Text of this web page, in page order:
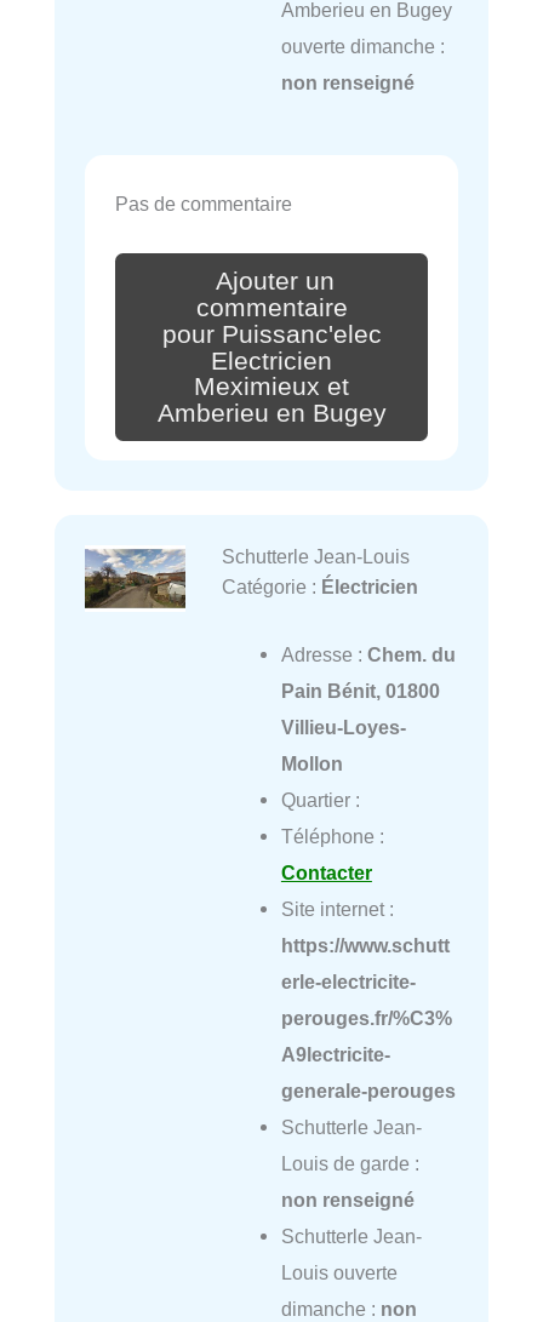
Amberieu en Bugey
ouverte dimanche :
non renseigné
Pas de commentaire
Ajouter un
commentaire
pour Puissanc'elec
Electricien
Meximieux et
Amberieu en Bugey
Schutterle Jean-Louis
Catégorie : Électricien
Adresse : Chem. du
Pain Bénit, 01800
Villieu-Loyes-
Mollon
Quartier :
Téléphone :
Contacter
Site internet :
https://www.schutt
erle-electricite-
perouges.fr/%C3%
A9lectricite-
generale-perouges
Schutterle Jean-
Louis de garde :
non renseigné
Schutterle Jean-
Louis ouverte
dimanche : non